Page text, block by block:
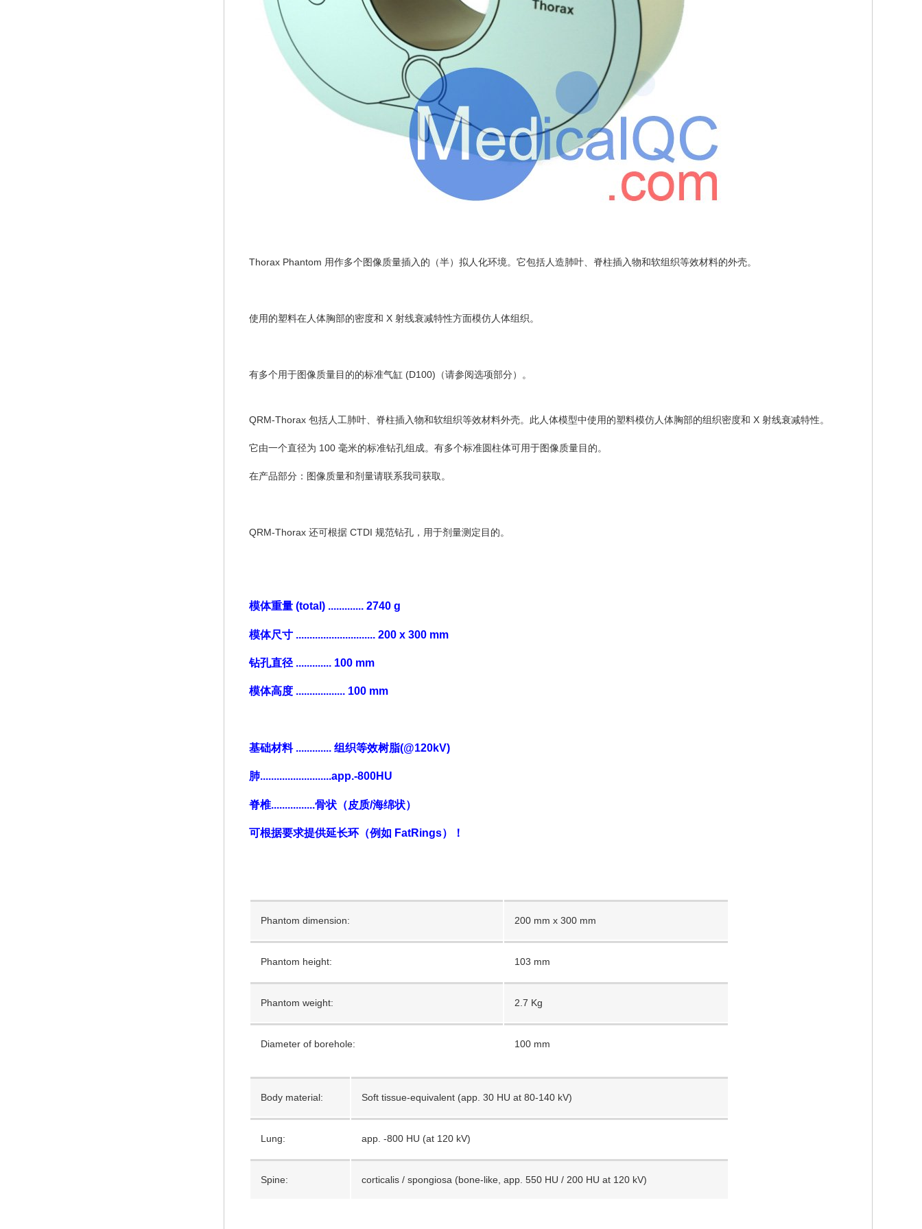
Thorax Phantom 用作多个图像质量插入的（半）拟人化环境。它包括人造肺叶、脊柱插入物和软组织等效材料的外壳。
使用的塑料在人体胸部的密度和 X 射线衰减特性方面模仿人体组织。
有多个用于图像质量目的的标准气缸 (D100)（请参阅选项部分）。
QRM-Thorax 包括人工肺叶、脊柱插入物和软组织等效材料外壳。此人体模型中使用的塑料模仿人体胸部的组织密度和 X 射线衰减特性。
它由一个直径为 100 毫米的标准钻孔组成。有多个标准圆柱体可用于图像质量目的。
在产品部分：图像质量和剂量请联系我司获取。
QRM-Thorax 还可根据 CTDI 规范钻孔，用于剂量测定目的。
模体重量 (total) ............. 2740 g
模体尺寸 ............................. 200 x 300 mm
钻孔直径 ............. 100 mm
模体高度 .................. 100 mm
基础材料 ............. 组织等效树脂(@120kV)
肺..........................app.-800HU
脊椎................骨状（皮质/海绵状）
可根据要求提供延长环（例如 FatRings）！
Phantom dimension: 200 mm x 300 mm
Phantom height: 103 mm
Phantom weight: 2.7 Kg
Diameter of borehole: 100 mm
Body material: Soft tissue-equivalent (app. 30 HU at 80-140 kV)
Lung: app. -800 HU (at 120 kV)
Spine: corticalis / spongiosa (bone-like, app. 550 HU / 200 HU at 120 kV)